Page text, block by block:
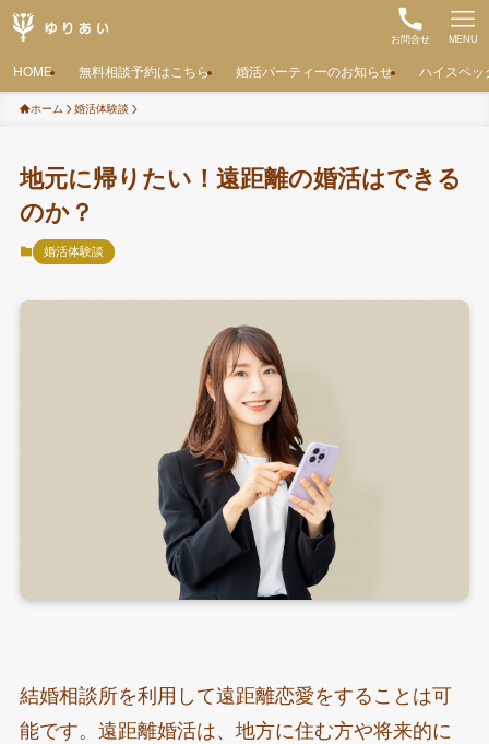
お問合せ MENU
HOME 無料相談予約はこちら 婚活パーティーのお知らせ ハイスペッ
ホーム 婚活体験談
地元に帰りたい！遠距離の婚活はできる
のか？
婚活体験談
結婚相談所を利用して遠距離恋愛をすることは可
能です。遠距離婚活は、地方に住む方や将来的に